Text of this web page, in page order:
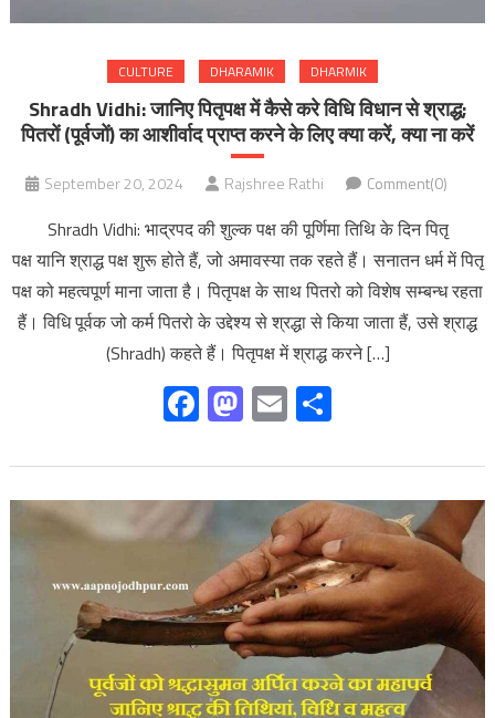
CULTURE DHARAMIK DHARMIK
Shradh Vidhi: जानिए पितृपक्ष में कैसे करे विधि विधान से श्राद्ध;
पितरों (पूर्वजों) का आशीर्वाद प्राप्त करने के लिए क्या करें, क्या ना करें
September 20, 2024 Rajshree Rathi Comment(0)
Shradh Vidhi: भाद्रपद की शुल्क पक्ष की पूर्णिमा तिथि के दिन पितृ
पक्ष यानि श्राद्ध पक्ष शुरू होते हैं, जो अमावस्या तक रहते हैं। सनातन धर्म में पितृ
पक्ष को महत्वपूर्ण माना जाता है। पितृपक्ष के साथ पितरो को विशेष सम्बन्ध रहता
हैं। विधि पूर्वक जो कर्म पितरो के उद्देश्य से श्रद्धा से किया जाता हैं, उसे श्राद्ध
(Shradh) कहते हैं। पितृपक्ष में श्राद्ध करने […]
Facebook
Mastodon
Email